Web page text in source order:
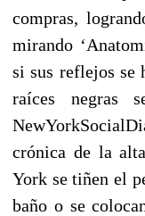
compras,
mirando
si sus reflejos se
raíces negras
crónica de la
York se tiñen el
baño o se